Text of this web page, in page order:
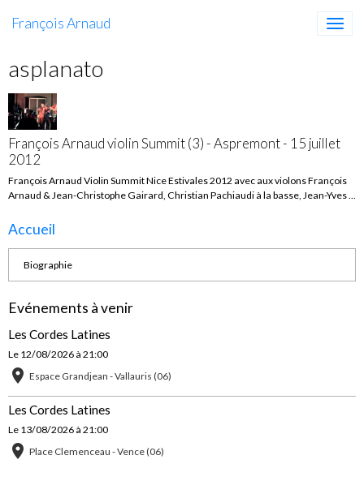
François Arnaud
asplanato
François Arnaud violin Summit (3) - Aspremont - 15 juillet
2012
François Arnaud Violin Summit Nice Estivales 2012 avec aux violons François
Arnaud & Jean-Christophe Gairard, Christian Pachiaudi à la basse, Jean-Yves ...
Accueil
Biographie
Evénements à venir
Les Cordes Latines
Le 12/08/2026 à 21:00
Espace Grandjean - Vallauris (06)
Les Cordes Latines
Le 13/08/2026 à 21:00
Place Clemenceau - Vence (06)